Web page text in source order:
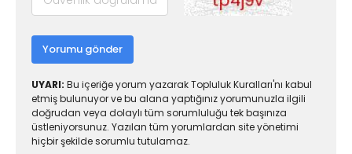
Yorumu gönder
UYARI: Bu içeriğe yorum yazarak Topluluk Kuralları'nı kabul
etmiş bulunuyor ve bu alana yaptığınız yorumunuzla ilgili
doğrudan veya dolaylı tüm sorumluluğu tek başınıza
üstleniyorsunuz. Yazılan tüm yorumlardan site yönetimi
hiçbir şekilde sorumlu tutulamaz.